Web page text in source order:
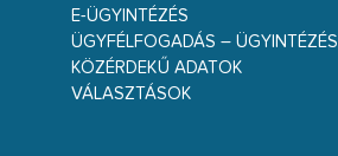
E-ÜGYINTÉZÉS
ÜGYFÉLFOGADÁS – ÜGYINTÉZÉS
KÖZÉRDEKŰ ADATOK
VÁLASZTÁSOK